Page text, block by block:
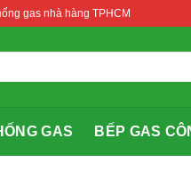
gas nhà hàng TPHCM
GAS BẾP GAS